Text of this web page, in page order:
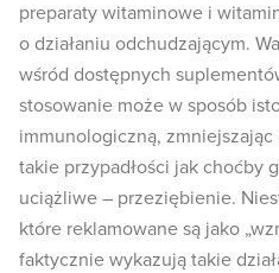
preparaty witaminowe i
o działaniu odchudzającym.
wśród dostępnych
stosowanie może w sposób
immunologiczną,
takie przypadłości jak choćby
uciążliwe – przeziębienie.
które reklamowane są jako
faktycznie wykazują takie